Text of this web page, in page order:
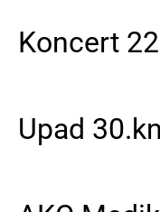
Koncert
Upad 30.kn